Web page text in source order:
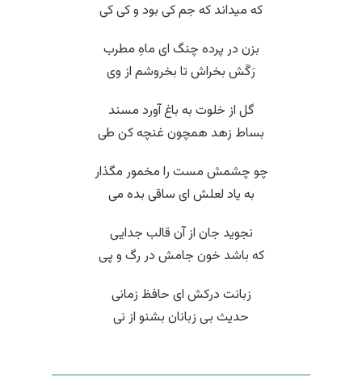
که میداند که جم کی بود و کی کی
بزن در پرده چنگ ای ماهِ مطرب
رَگَش بخراش تا بخروشم از وی
گل از خلوت به باغ آورد مسند
بساط زهد همچون غنچه کن طی
چو چشمش مست را مخمور مگذار
به یاد لعلش ای ساقی بده می
نجوید جان از آن قالب جدایی
که باشد خون جامش در رگ و پی
زبانت درکش ای حافظ زمانی
حدیث بی زبانان بشنو از نی